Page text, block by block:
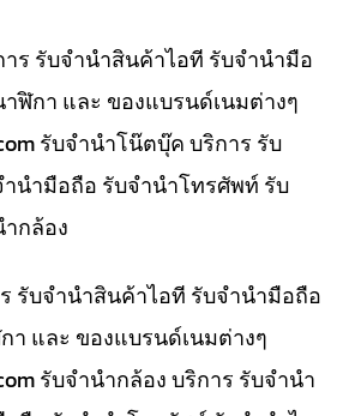
ร รับจำนำสินค้าไอที รับจำนำมือ
ฬิกา และ ของแบรนด์เนมต่างๆ
รับจำนำโน๊ตบุ๊ค บริการ รับ
นำมือถือ รับจำนำโทรศัพท์ รับ
กล้อง
รับจำนำสินค้าไอที รับจำนำมือถือ
และ ของแบรนด์เนมต่างๆ
รับจำนำกล้อง บริการ รับจำนำ